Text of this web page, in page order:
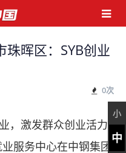
晖区：SYB创业
0次
小
中
激发群众创业活力，
服务中心在中钢集团